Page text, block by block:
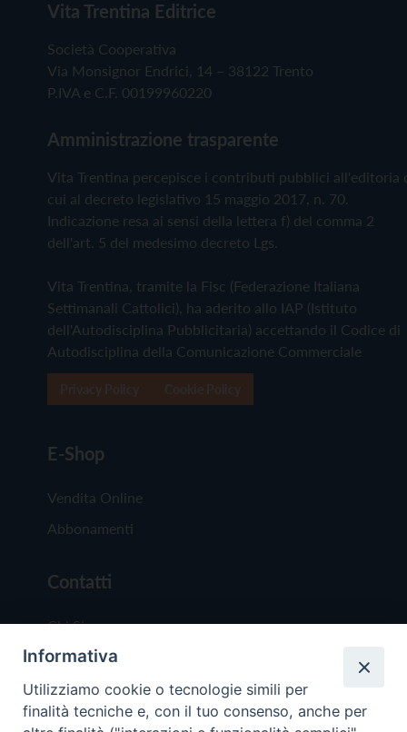
Vita Trentina Editrice
Società Cooperativa
Via Monsignor Endrici, 14 – 38122 Trento
P.IVA e C.F. 00199960220
Amministrazione trasparente
Vita Trentina percepisce i contributi pubblici all'editoria
cui al decreto legislativo 15 maggio 2017, n. 70.
Indicazione resa ai sensi della lettera f) del comma 2
dell'art. 5 del medesimo decreto Lgs.
Vita Trentina, tramite la Fisc (Federazione Italiana
Settimanali Cattolici), ha aderito allo IAP (Istituto
dell'Autodisciplina Pubblicitaria) accettando il Codice di
Autodisciplina della Comunicazione Commerciale
E-Shop
Vendita Online
Abbonamenti
Contatti
Chi Siamo
Redazione
Scrivici
Informativa
Utilizziamo cookie o tecnologie simili per
finalità tecniche e, con il tuo consenso, anche per